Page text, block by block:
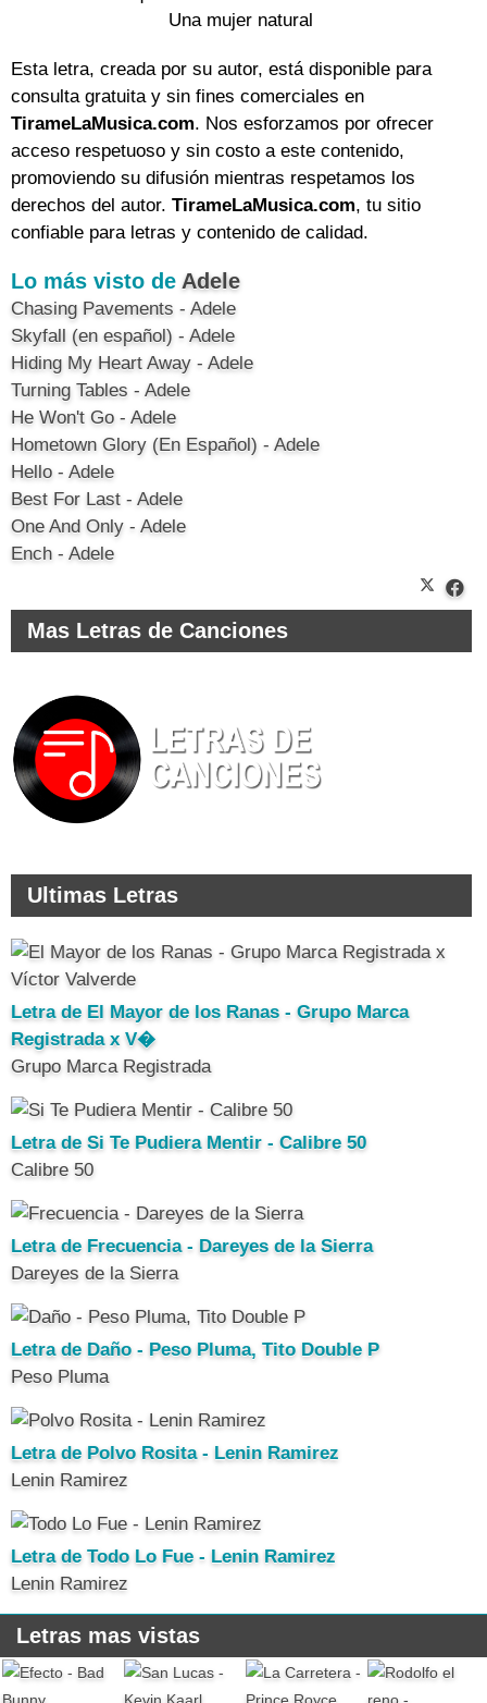
Una mujer natural
Esta letra, creada por su autor, está disponible para
consulta gratuita y sin fines comerciales en
TirameLaMusica.com. Nos esforzamos por ofrecer
acceso respetuoso y sin costo a este contenido,
promoviendo su difusión mientras respetamos los
derechos del autor. TirameLaMusica.com, tu sitio
confiable para letras y contenido de calidad.
Lo más visto de Adele
Chasing Pavements - Adele
Skyfall (en español) - Adele
Hiding My Heart Away - Adele
Turning Tables - Adele
He Won't Go - Adele
Hometown Glory (En Español) - Adele
Hello - Adele
Best For Last - Adele
One And Only - Adele
Ench - Adele
Mas Letras de Canciones
Ultimas Letras
Letra de El Mayor de los Ranas - Grupo Marca
Registrada x V�
Grupo Marca Registrada
Letra de Si Te Pudiera Mentir - Calibre 50
Calibre 50
Letra de Frecuencia - Dareyes de la Sierra
Dareyes de la Sierra
Letra de Daño - Peso Pluma, Tito Double P
Peso Pluma
Letra de Polvo Rosita - Lenin Ramirez
Lenin Ramirez
Letra de Todo Lo Fue - Lenin Ramirez
Lenin Ramirez
Letras mas vistas